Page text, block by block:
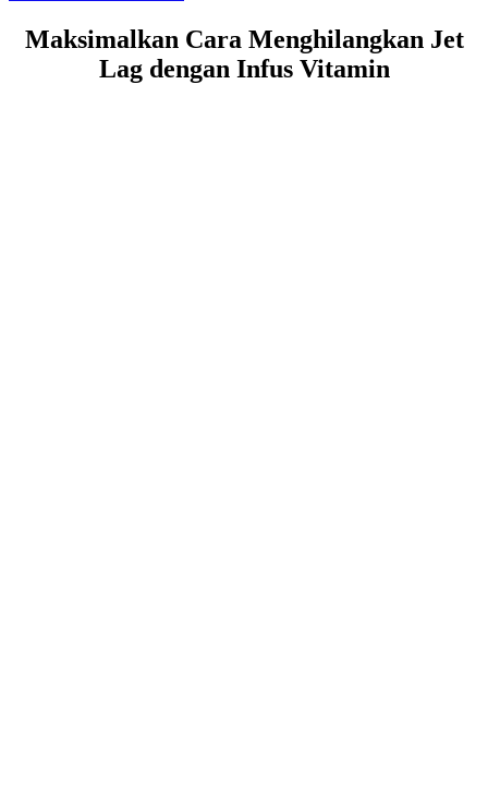
Maksimalkan Cara Menghilangkan Jet
Lag dengan Infus Vitamin